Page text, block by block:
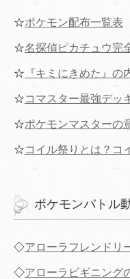
☆ポケモン配布一覧表
☆名探偵ピカチュウ完
☆ 『キミにきめた』の
☆コマスター最強デッ
☆ポケモンマスターの
☆コイル祭りとは？コ
ポケモンバトル
◇アローラフレンドリ
◇アローラビギニング